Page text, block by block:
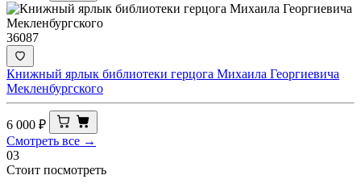
36087
Книжный ярлык библиотеки герцога Михаила Георгиевича
Мекленбургского
6 000 ₽
Смотреть все →
03
Стоит посмотреть